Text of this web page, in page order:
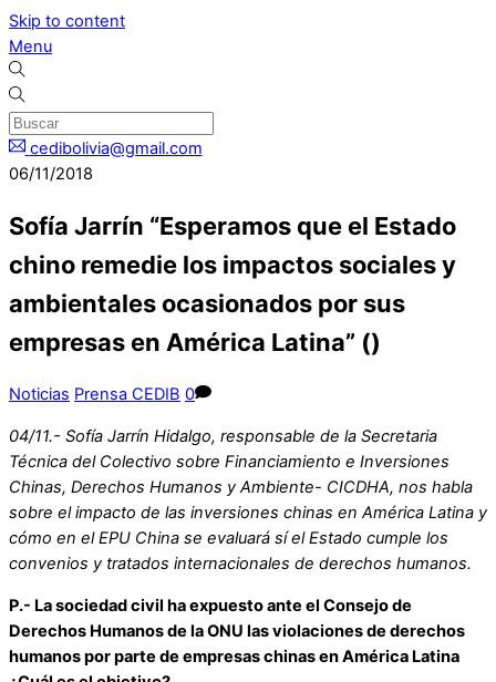
Skip to content
Menu
cedibolivia@gmail.com
06/11/2018
Sofía Jarrín “Esperamos que el Estado
chino remedie los impactos sociales y
ambientales ocasionados por sus
empresas en América Latina” ()
Noticias Prensa CEDIB 0
04/11.- Sofía Jarrín Hidalgo, responsable de la Secretaria
Técnica del Colectivo sobre Financiamiento e Inversiones
Chinas, Derechos Humanos y Ambiente- CICDHA, nos habla
sobre el impacto de las inversiones chinas en América Latina y
cómo en el EPU China se evaluará sí el Estado cumple los
convenios y tratados internacionales de derechos humanos.
P.- La sociedad civil ha expuesto ante el Consejo de
Derechos Humanos de la ONU las violaciones de derechos
humanos por parte de empresas chinas en América Latina